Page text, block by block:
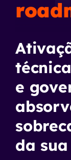
e
da